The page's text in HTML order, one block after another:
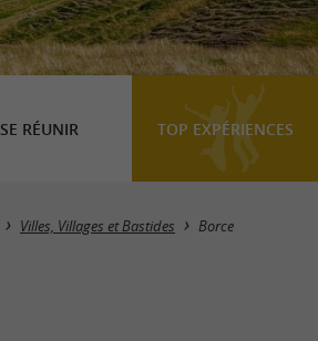
SE RÉUNIR TOP EXPÉRIENCES
Masquer la carte
Villes, Villages et Bastides Borce